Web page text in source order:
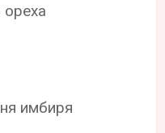
ореха
имбиря